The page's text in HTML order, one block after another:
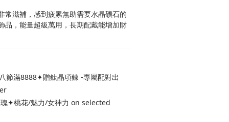
常滋補，感到疲累無助需要水晶礦石的
品，能量超級萬用，長期配戴能增加財
節滿8888✦贈鈦晶項鍊 -專屬配對出
✦桃花/魅力/女神力 on selected